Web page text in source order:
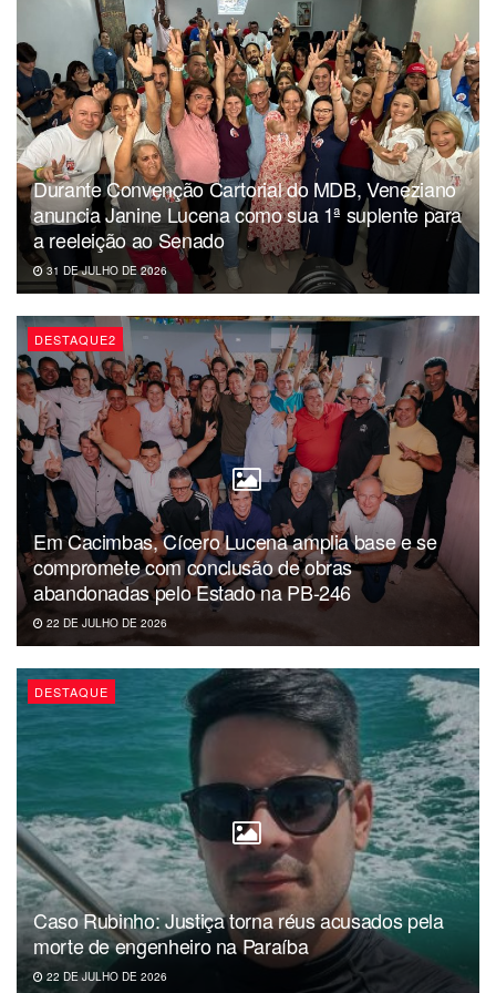
médicos, 59,1% apresentam insumos e medicamentos
insuficientes e 36,4% possuem deficiências estruturais
graves.
Da redação
Durante Convenção Cartorial do MDB, Veneziano
anuncia Janine Lucena como sua 1ª suplente para
a reeleição ao Senado
31 DE JULHO DE 2026
DESTAQUE2
Em Cacimbas, Cícero Lucena amplia base e se
compromete com conclusão de obras
abandonadas pelo Estado na PB-246
22 DE JULHO DE 2026
DESTAQUE
Caso Rubinho: Justiça torna réus acusados pela
morte de engenheiro na Paraíba
22 DE JULHO DE 2026